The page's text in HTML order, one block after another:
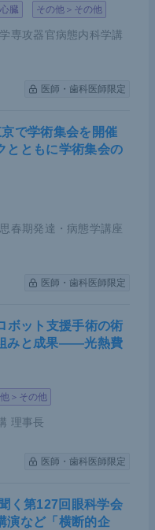
臓 その他＞その他
専攻器官病態内科学講
医師・歯科医師限定
で学術集会を開催
ともに学術集会の
春期発達・病態学講座
医師・歯科医師限定
ボット支援手術の術
みと成果――光熱費
＞その他
理事長
医師・歯科医師限定
く第127回眼科学会
演など「横断的企